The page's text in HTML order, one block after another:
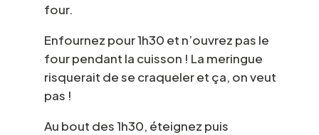
four.
Enfournez pour 1h30 et n’ouvrez pas le
four pendant la cuisson ! La meringue
risquerait de se craqueler et ça, on veut
pas !
Au bout des 1h30, éteignez puis